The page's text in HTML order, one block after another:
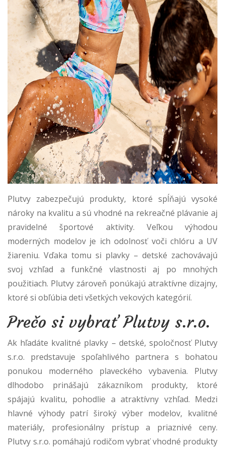
Plutvy zabezpečujú produkty, ktoré spĺňajú vysoké
nároky na kvalitu a sú vhodné na rekreačné plávanie aj
pravidelné športové aktivity. Veľkou výhodou
moderných modelov je ich odolnosť voči chlóru a UV
žiareniu. Vďaka tomu si plavky – detské zachovávajú
svoj vzhľad a funkčné vlastnosti aj po mnohých
použitiach. Plutvy zároveň ponúkajú atraktívne dizajny,
ktoré si obľúbia deti všetkých vekových kategórií.
Prečo si vybrať Plutvy s.r.o.
Ak hľadáte kvalitné plavky – detské, spoločnosť Plutvy
s.r.o. predstavuje spoľahlivého partnera s bohatou
ponukou moderného plaveckého vybavenia. Plutvy
dlhodobo prinášajú zákazníkom produkty, ktoré
spájajú kvalitu, pohodlie a atraktívny vzhľad. Medzi
hlavné výhody patrí široký výber modelov, kvalitné
materiály, profesionálny prístup a priaznivé ceny.
Plutvy s.r.o. pomáhajú rodičom vybrať vhodné produkty